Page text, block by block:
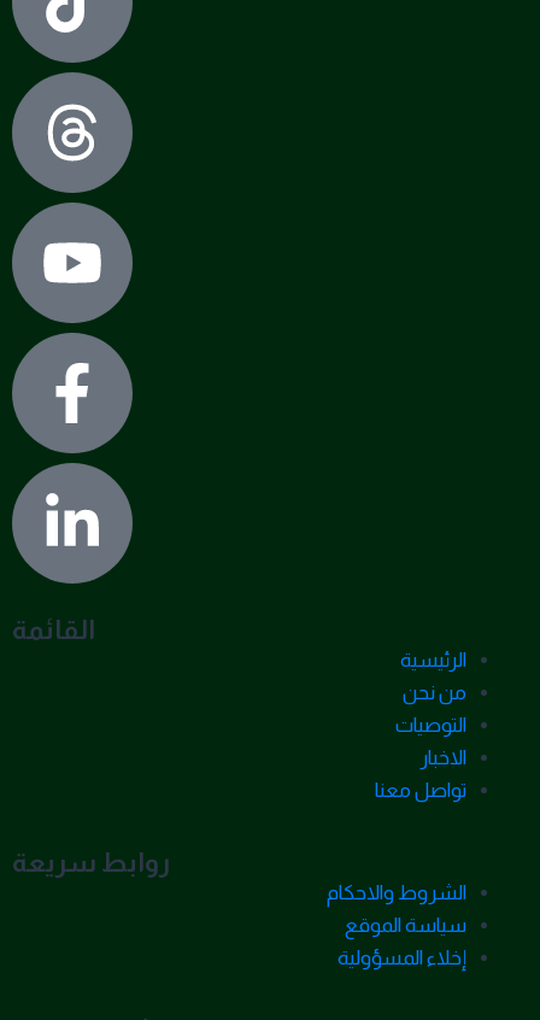
القائمة
الرئيسية
من نحن
التوصيات
الاخبار
تواصل معنا
روابط سريعة
الشروط والاحكام
سياسة الموقع
إخلاء المسؤولية